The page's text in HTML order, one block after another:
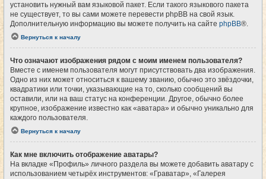
установить нужный вам языковой пакет. Если такого языкового пакета
не существует, то вы сами можете перевести phpBB на свой язык.
Дополнительную информацию вы можете получить на сайте phpBB®.
Вернуться к началу
Что означают изображения рядом с моим именем пользователя?
Вместе с именем пользователя могут присутствовать два изображения.
Одно из них может относиться к вашему званию, обычно это звёздочки,
квадратики или точки, указывающие на то, сколько сообщений вы
оставили, или на ваш статус на конференции. Другое, обычно более
крупное, изображение известно как «аватара» и обычно уникально для
каждого пользователя.
Вернуться к началу
Как мне включить отображение аватары?
На вкладке «Профиль» личного раздела вы можете добавить аватару с
использованием четырёх инструментов: «Граватар», «Галерея